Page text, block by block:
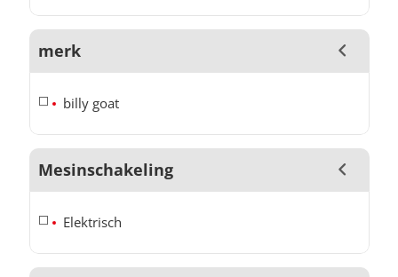
merk
billy goat
Mesinschakeling
Elektrisch